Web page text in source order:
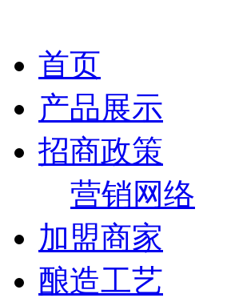
首页
产品展示
招商政策
营销网络
加盟商家
酿造工艺